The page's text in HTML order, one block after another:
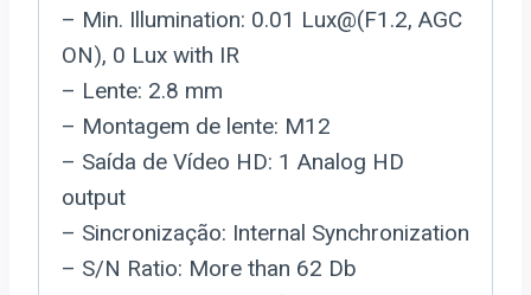
– Min. Illumination: 0.01 Lux@(F1.2, AGC
ON), 0 Lux with IR
– Lente: 2.8 mm
– Montagem de lente: M12
– Saída de Vídeo HD: 1 Analog HD
output
– Sincronização: Internal Synchronization
– S/N Ratio: More than 62 Db